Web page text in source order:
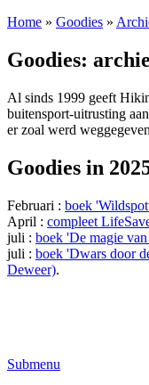
Home » Goodies »
Goodies:
Al sinds 1999 geeft
buitensport-uitrusting
er zoal werd
Goodies in
Februari : boek
April : compleet
juli : boek 'De magie
juli : boek 'Dwars door
Deweer).
Submenu